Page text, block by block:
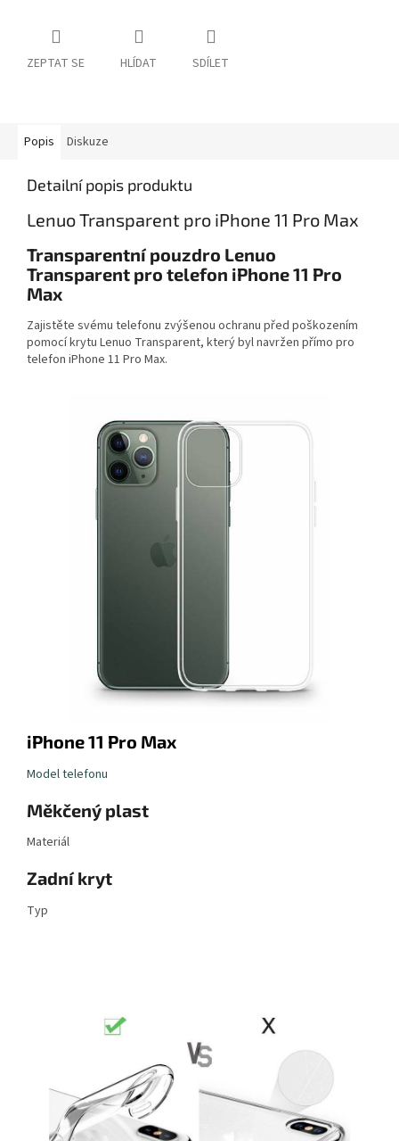
ZEPTAT SE HLÍDAT SDÍLET
Popis Diskuze
Detailní popis produktu
Lenuo Transparent pro iPhone 11 Pro Max
Transparentní pouzdro Lenuo
Transparent pro telefon iPhone 11 Pro
Max
Zajistěte svému telefonu zvýšenou ochranu před poškozením
pomocí krytu Lenuo Transparent, který byl navržen přímo pro
telefon iPhone 11 Pro Max.
iPhone 11 Pro Max
Model telefonu
Měkčený plast
Materiál
Zadní kryt
Typ